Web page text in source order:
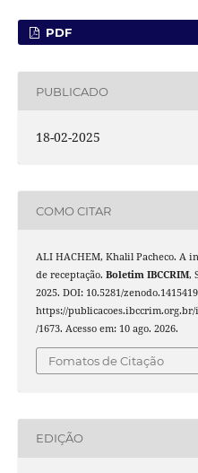
PDF
PUBLICADO
18-02-2025
COMO CITAR
ALI HACHEM, Khalil Pacheco. A
de receptação. Boletim IBCCRIM,
2025. DOI: 10.5281/
https://
/1673. Acesso em: 10 ago. 2026.
Fomatos de Citação
EDIÇÃO